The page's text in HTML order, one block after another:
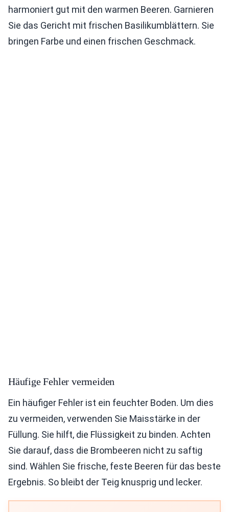
harmoniert gut mit den warmen Beeren. Garnieren
Sie das Gericht mit frischen Basilikumblättern. Sie
bringen Farbe und einen frischen Geschmack.
Häufige Fehler vermeiden
Ein häufiger Fehler ist ein feuchter Boden. Um dies
zu vermeiden, verwenden Sie Maisstärke in der
Füllung. Sie hilft, die Flüssigkeit zu binden. Achten
Sie darauf, dass die Brombeeren nicht zu saftig
sind. Wählen Sie frische, feste Beeren für das beste
Ergebnis. So bleibt der Teig knusprig und lecker.